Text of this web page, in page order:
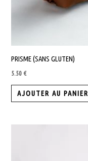
PRISME (SANS GLUTEN)
5.50€
AJOUTER AU PANIER